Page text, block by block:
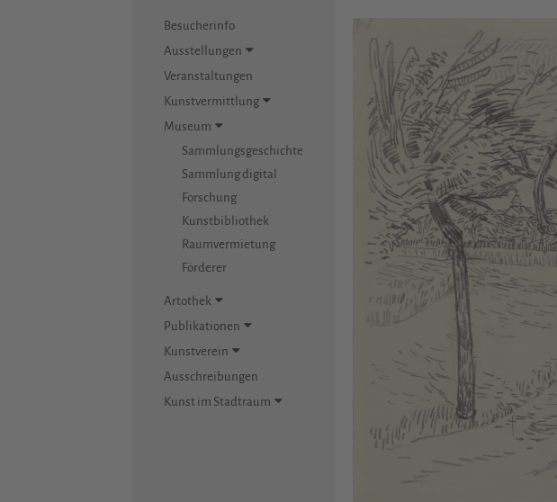
Besucherinfo
Ausstellungen
Veranstaltungen
Kunstvermittlung
Museum
Sammlungsgeschichte
Sammlung digital
Forschung
Kunstbibliothek
Raumvermietung
Förderer
Artothek
Publikationen
Kunstverein
Ausschreibungen
Kunst im Stadtraum